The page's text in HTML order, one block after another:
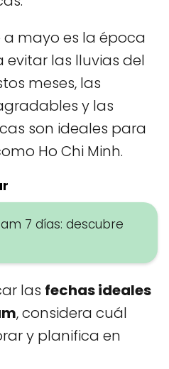
a mayo es la época
las lluvias del
meses, las
y las
son ideales para
Ho Chi Minh.
7 días: descubre
las fechas ideales
, considera cuál
y planifica en